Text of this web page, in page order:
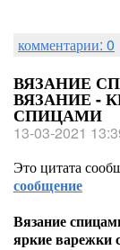
комментарии: 0
ВЯЗАНИЕ
ВЯЗАНИЕ -
СПИЦАМИ
13-03-2021
Это цитата
сообщение
Вязание
яркие варежки